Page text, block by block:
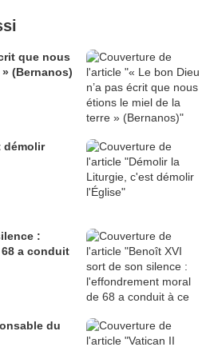
que nous
(Bernanos)
démolir
:
a conduit
du